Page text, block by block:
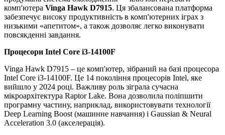
комп'ютера Vinga Hawk D7915. Ця збалансована платформа
забезпечує високу продуктивність в комп'ютерних іграх з
низькими «апетитом», а також дозволяє легко виконувати
повсякденні завдання.
Процесори Intel Core i3-14100F
Vinga Hawk D7915 – це комп'ютер, зібраний на базі процесора
Intel Core i3-14100F. Це 14 покоління процесорів Intel, яке
вийшло у 2024 році. Важливу роль зіграла сучасна
мікроархітектура Raptor Lake. Вона дозволила поліпшити
програмну частину, наприклад, використовувати технології
Deep Learning Boost (машинне навчання) і Gaussian & Neural
Acceleration 3.0 (акселерація).